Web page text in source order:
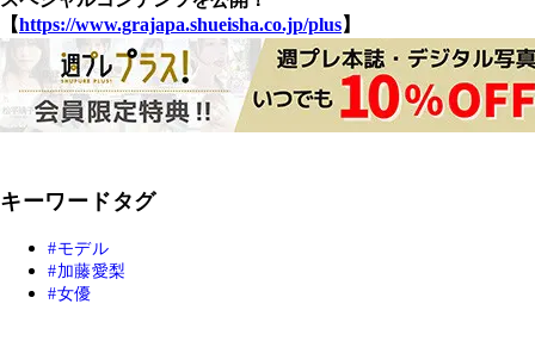
【https://www.grajapa.shueisha.co.jp/plus】
キーワードタグ
モデル
加藤愛梨
女優